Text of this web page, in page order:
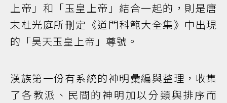
上帝」和「玉皇上帝」結合一起的，則是唐
末杜光庭所刪定《道門科範大全集》中出現
的「昊天玉皇上帝」尊號。
漢族第一份有系統的神明彙編與整理，收集
了各教派、民間的神明加以分類與排序而